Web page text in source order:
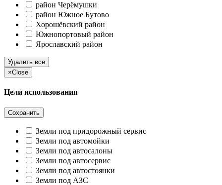
район Черёмушки
район Южное Бутово
Хорошёвский район
Южнопортовый район
Ярославский район
Удалить все
×Close
Цели использования
Сохранить
Земли под придорожный сервис
Земли под автомойки
Земли под автосалоны
Земли под автосервис
Земли под автостоянки
Земли под АЗС